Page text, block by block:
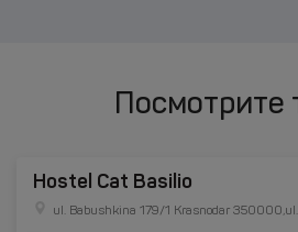
Посмотрите
Hostel Cat Basilio
ul. Babushkina 179/1 Krasnodar